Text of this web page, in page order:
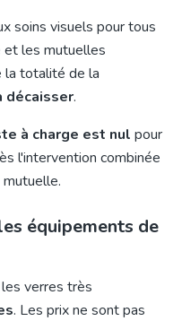
soins visuels pour tous
et les mutuelles
la totalité de la
décaisser.
à charge est nul pour
l'intervention combinée
équipements de
verres très
. Les prix ne sont pas